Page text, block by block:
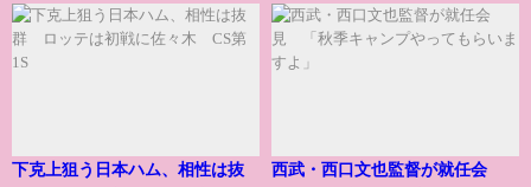
下克上狙う日本ハム、相性は抜
西武・西口文也監督が就任会